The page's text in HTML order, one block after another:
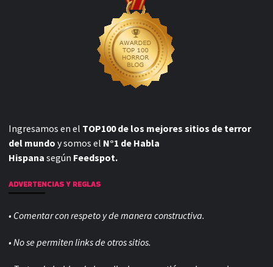
Ingresamos en el TOP100 de los mejores sitios de terror
del mundo y somos el N°1 de Habla
Hispana según Feedspot.
ADVERTENCIAS Y REGLAS
• Comentar con respeto y de manera constructiva.
• No se permiten links de otros sitios.